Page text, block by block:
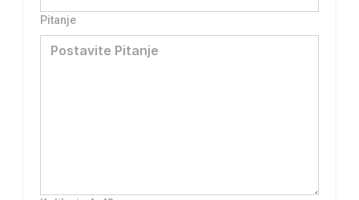
Pitanje